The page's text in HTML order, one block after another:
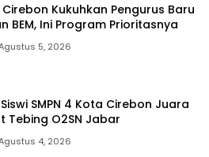
Cirebon Kukuhkan Pengurus Baru
BEM, Ini Program Prioritasnya
5, 2026
SMPN 4 Kota Cirebon Juara
Tebing O2SN Jabar
4, 2026